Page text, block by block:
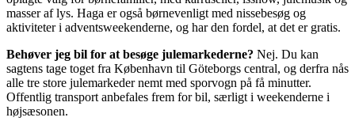
masser af lys. Haga er også børnevenligt med nissebesøg og
aktiviteter i adventsweekenderne, og har den fordel, at det er gratis.
Behøver jeg bil for at besøge julemarkederne? Nej. Du kan
sagtens tage toget fra København til Göteborgs central, og derfra nås
alle tre store julemarkeder nemt med sporvogn på få minutter.
Offentlig transport anbefales frem for bil, særligt i weekenderne i
højsæsonen.